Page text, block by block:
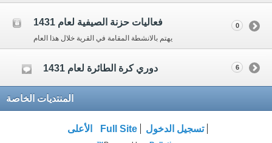
فعاليات حزنة الصيفية لعام 1431
يهتم بالانشطة المقامة في القرية خلال هذا العام
0
دوري كرة الطائرة لعام 1431 6
المنتديات الخاصة
تسجيل الدخول Full Site الأعلى